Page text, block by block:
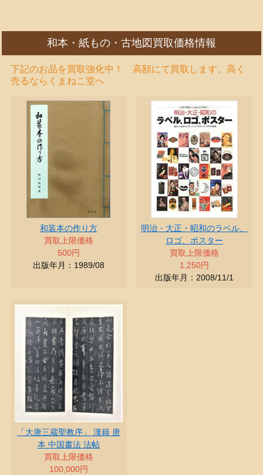
和本・紙もの・古地図買取価格情報
下記のお品を買取強化中！ 高額にて買取します。高く
売るならくまねこ堂へ
和装本の作り方
買取上限価格
500円
出版年月：1989/08
明治・大正・昭和のラベル、
ロゴ、ポスター
買取上限価格
1,250円
出版年月：2008/11/1
「大唐三蔵聖教序」 漢籍 唐
本 中国書法 法帖
買取上限価格
100,000円